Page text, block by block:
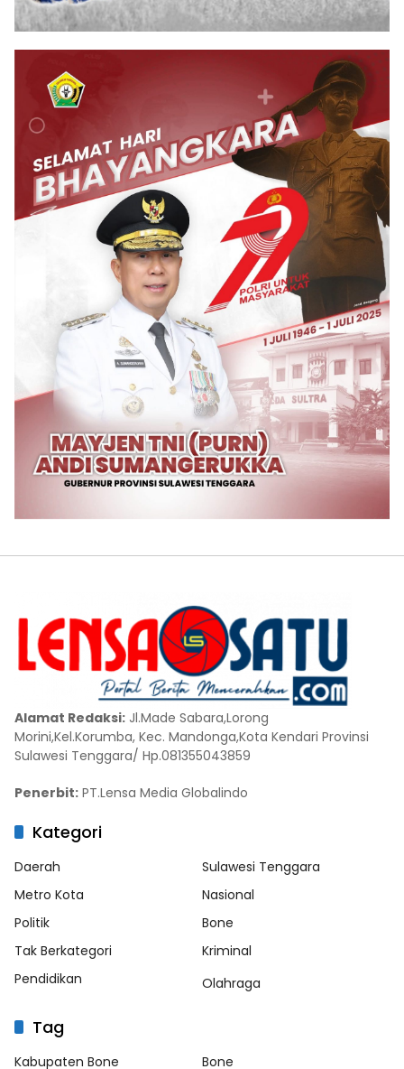
Alamat Redaksi: Jl.Made Sabara,Lorong
Morini,Kel.Korumba, Kec. Mandonga,Kota Kendari Provinsi
Sulawesi Tenggara/ Hp.081355043859
Penerbit: PT.Lensa Media Globalindo
Kategori
Daerah
Sulawesi Tenggara
Metro Kota
Nasional
Politik
Bone
Tak Berkategori
Kriminal
Pendidikan
Olahraga
Tag
Kabupaten Bone Bone